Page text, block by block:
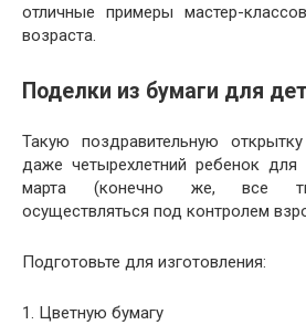
отличные примеры мастер-
возраста.
Поделки из бумаги для
Такую поздравительную
даже четырехлетний ребенок
марта (конечно же, все
осуществляться под контролем
Подготовьте для изготовления:
1. Цветную бумагу